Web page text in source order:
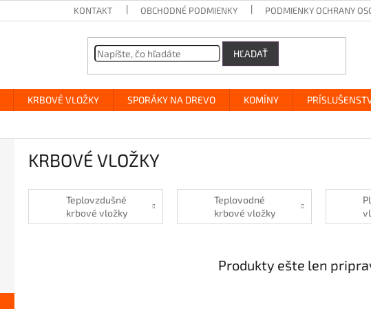
KONTAKT OBCHODNÉ PODMIENKY PODMIENKY OCHRANY
HĽADAŤ
KRBOVÉ VLOŽKY SPORÁKY NA DREVO KOMÍNY
KRBOVÉ VLOŽKY
Teplovzdušné
krbové vložky
Teplovodné
krbové vložky
Produkty ešte len